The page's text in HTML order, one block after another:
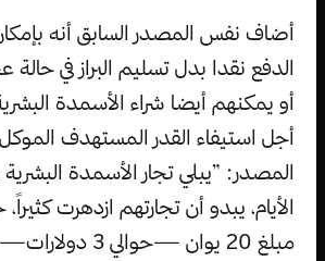
أضاف نفس المصدر السابق أنه
الدفع نقدا بدل تسليم البراز في
أو يمكنهم أيضا شراء الأسمدة
أجل استيفاء القدر المستهدف
المصدر: ”يبلي تجار الأسمدة
الأيام، يبدو أن تجارتهم ازدهرت